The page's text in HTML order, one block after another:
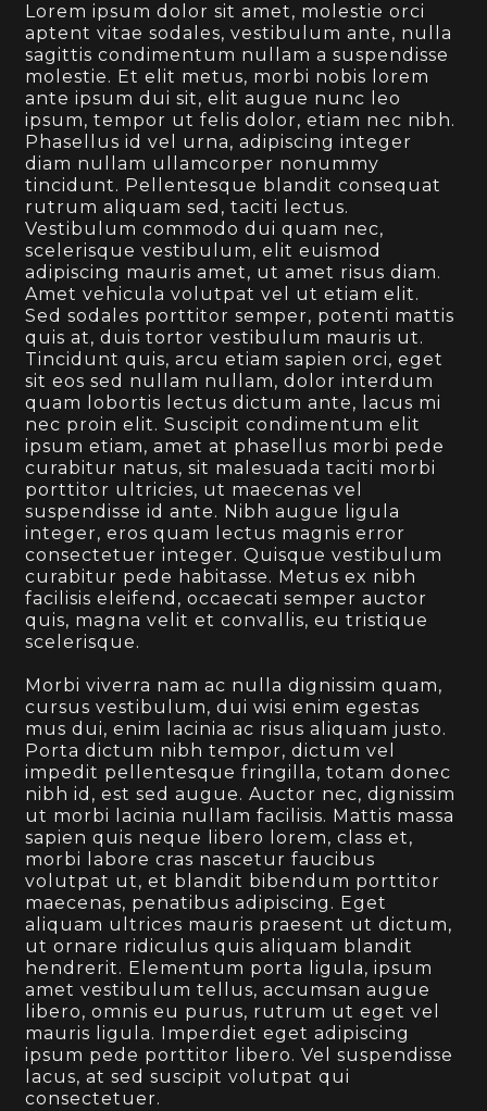
Lorem ipsum dolor sit amet, molestie orci
aptent vitae sodales, vestibulum ante, nulla
sagittis condimentum nullam a suspendisse
molestie. Et elit metus, morbi nobis lorem
ante ipsum dui sit, elit augue nunc leo
ipsum, tempor ut felis dolor, etiam nec nibh.
Phasellus id vel urna, adipiscing integer
diam nullam ullamcorper nonummy
tincidunt. Pellentesque blandit consequat
rutrum aliquam sed, taciti lectus.
Vestibulum commodo dui quam nec,
scelerisque vestibulum, elit euismod
adipiscing mauris amet, ut amet risus diam.
Amet vehicula volutpat vel ut etiam elit.
Sed sodales porttitor semper, potenti mattis
quis at, duis tortor vestibulum mauris ut.
Tincidunt quis, arcu etiam sapien orci, eget
sit eos sed nullam nullam, dolor interdum
quam lobortis lectus dictum ante, lacus mi
nec proin elit. Suscipit condimentum elit
ipsum etiam, amet at phasellus morbi pede
curabitur natus, sit malesuada taciti morbi
porttitor ultricies, ut maecenas vel
suspendisse id ante. Nibh augue ligula
integer, eros quam lectus magnis error
consectetuer integer. Quisque vestibulum
curabitur pede habitasse. Metus ex nibh
facilisis eleifend, occaecati semper auctor
quis, magna velit et convallis, eu tristique
scelerisque.
Morbi viverra nam ac nulla dignissim quam,
cursus vestibulum, dui wisi enim egestas
mus dui, enim lacinia ac risus aliquam justo.
Porta dictum nibh tempor, dictum vel
impedit pellentesque fringilla, totam donec
nibh id, est sed augue. Auctor nec, dignissim
ut morbi lacinia nullam facilisis. Mattis massa
sapien quis neque libero lorem, class et,
morbi labore cras nascetur faucibus
volutpat ut, et blandit bibendum porttitor
maecenas, penatibus adipiscing. Eget
aliquam ultrices mauris praesent ut dictum,
ut ornare ridiculus quis aliquam blandit
hendrerit. Elementum porta ligula, ipsum
amet vestibulum tellus, accumsan augue
libero, omnis eu purus, rutrum ut eget vel
mauris ligula. Imperdiet eget adipiscing
ipsum pede porttitor libero. Vel suspendisse
lacus, at sed suscipit volutpat qui
consectetuer.